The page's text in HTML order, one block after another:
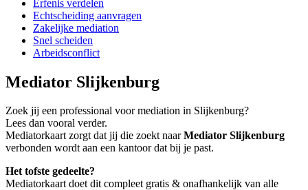
Erfenis verdelen
Echtscheiding aanvragen
Zakelijke mediation
Snel scheiden
Arbeidsconflict
Mediator Slijkenburg
Zoek jij een professional voor mediation in Slijkenburg?
Lees dan vooral verder.
Mediatorkaart zorgt dat jij die zoekt naarMediator Slijkenburg
verbonden wordt aan een kantoor dat bij je past.
Het tofste gedeelte?
Mediatorkaart doet dit compleet gratis & onafhankelijk van alle